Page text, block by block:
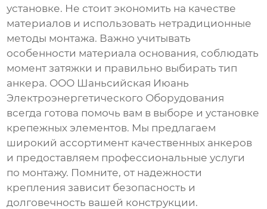
установке. Не стоит экономить на качестве
материалов и использовать нетрадиционные
методы монтажа. Важно учитывать
особенности материала основания, соблюдать
момент затяжки и правильно выбирать тип
анкера. ООО Шаньсийская Июань
Электроэнергетического Оборудования
всегда готова помочь вам в выборе и установке
крепежных элементов. Мы предлагаем
широкий ассортимент качественных анкеров
и предоставляем профессиональные услуги
по монтажу. Помните, от надежности
крепления зависит безопасность и
долговечность вашей конструкции.